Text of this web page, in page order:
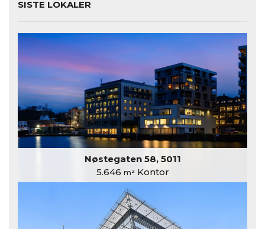
SISTE LOKALER
Nøstegaten 58, 5011
5.646 m²Kontor